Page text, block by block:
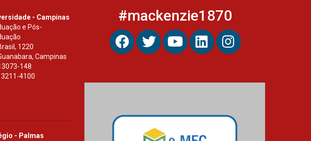
- Campinas
e Pós-
1220
Campinas
148
4100
- Palmas
#mackenzie1870